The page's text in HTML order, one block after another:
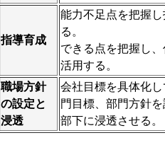
指導育成
能力不足点を把握
る。
できる点を把握し
活用する。
職場方針
の設定と
浸透
会社目標を具体化
門目標、部門方針
部下に浸透させる。